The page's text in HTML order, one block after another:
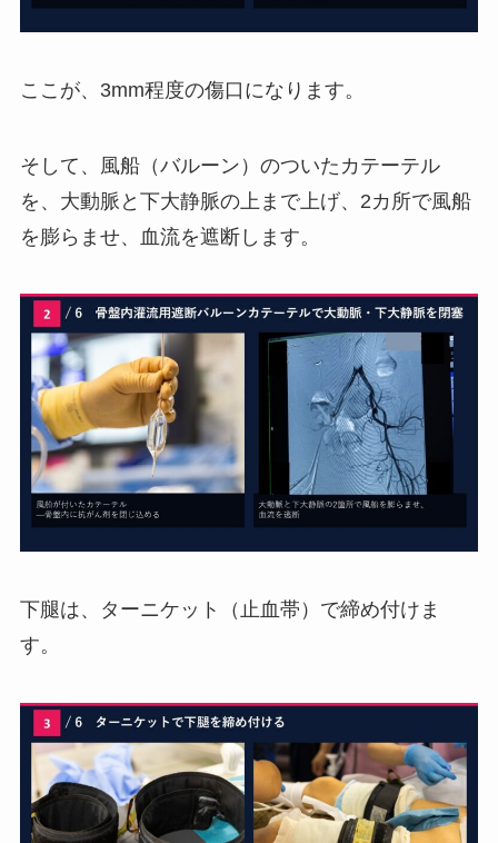
ここが、3mm程度の傷口になります。
そして、風船（バルーン）のついたカテーテル
を、大動脈と下大静脈の上まで上げ、2カ所で風船
を膨らませ、血流を遮断します。
下腿は、ターニケット（止血帯）で締め付けま
す。